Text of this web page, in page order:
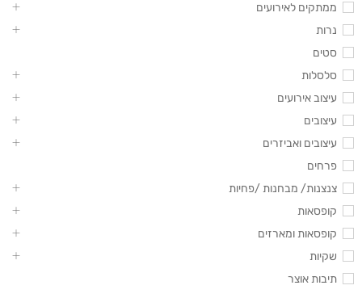
ממתקים לאירועים
נרות
סטים
סלסלות
עיצוב אירועים
עיצובים
עיצובים ואביזרים
פרחים
צנצנות/ מבחנות /פחיות
קופסאות
קופסאות ומארזים
שקיות
תיבות אוצר